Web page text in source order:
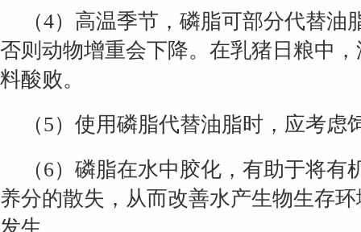
（4）高温季节，磷脂可部分代替
否则动物增重会下降。在乳猪日粮中
料酸败。
（5）使用磷脂代替油脂时，应考
（6）磷脂在水中胶化，有助于将
养分的散失，从而改善水产生物生存